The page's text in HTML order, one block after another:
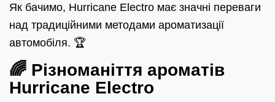
Як бачимо, Hurricane Electro має значні переваги
над традиційними методами ароматизації
автомобіля. 🏆
🌈 Різноманіття ароматів
Hurricane Electro